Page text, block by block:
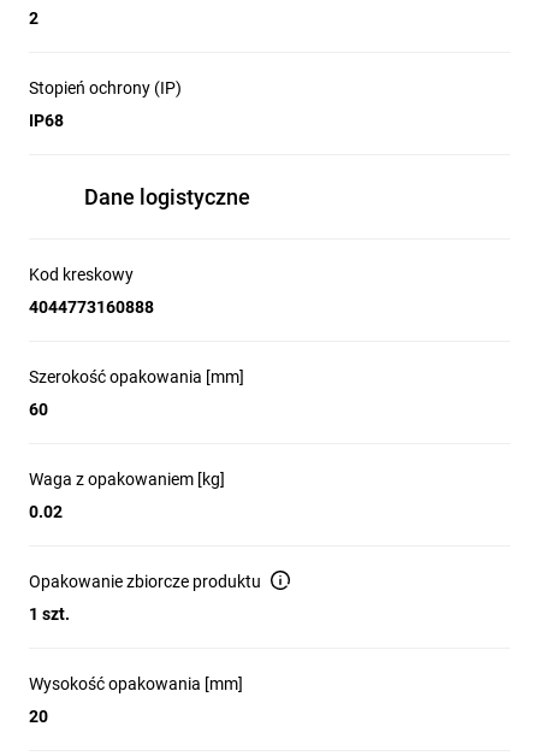
2
Stopień ochrony (IP)
IP68
Dane logistyczne
Kod kreskowy
4044773160888
Szerokość opakowania [mm]
60
Waga z opakowaniem [kg]
0.02
Opakowanie zbiorcze produktu
1 szt.
Wysokość opakowania [mm]
20